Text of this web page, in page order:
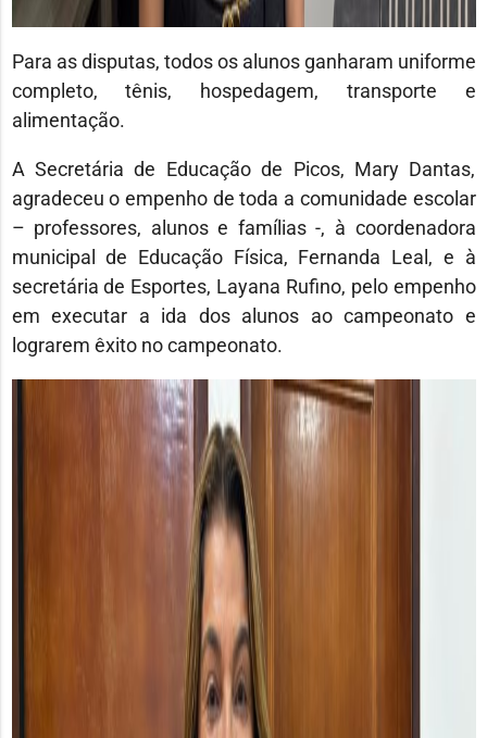
Para as disputas, todos os alunos ganharam uniforme
completo, tênis, hospedagem, transporte e
alimentação.
A Secretária de Educação de Picos, Mary Dantas,
agradeceu o empenho de toda a comunidade escolar
– professores, alunos e famílias -, à coordenadora
municipal de Educação Física, Fernanda Leal, e à
secretária de Esportes, Layana Rufino, pelo empenho
em executar a ida dos alunos ao campeonato e
lograrem êxito no campeonato.